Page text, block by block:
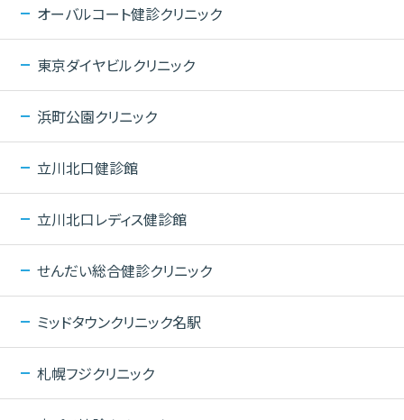
オーバルコート健診クリニック
東京ダイヤビルクリニック
浜町公園クリニック
立川北口健診館
立川北口レディス健診館
せんだい総合健診クリニック
ミッドタウンクリニック名駅
札幌フジクリニック